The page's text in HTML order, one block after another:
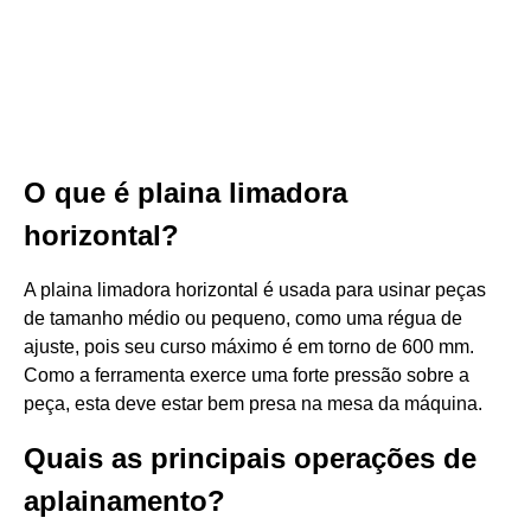
O que é plaina limadora
horizontal?
A plaina limadora horizontal é usada para usinar peças
de tamanho médio ou pequeno, como uma régua de
ajuste, pois seu curso máximo é em torno de 600 mm.
Como a ferramenta exerce uma forte pressão sobre a
peça, esta deve estar bem presa na mesa da máquina.
Quais as principais operações de
aplainamento?